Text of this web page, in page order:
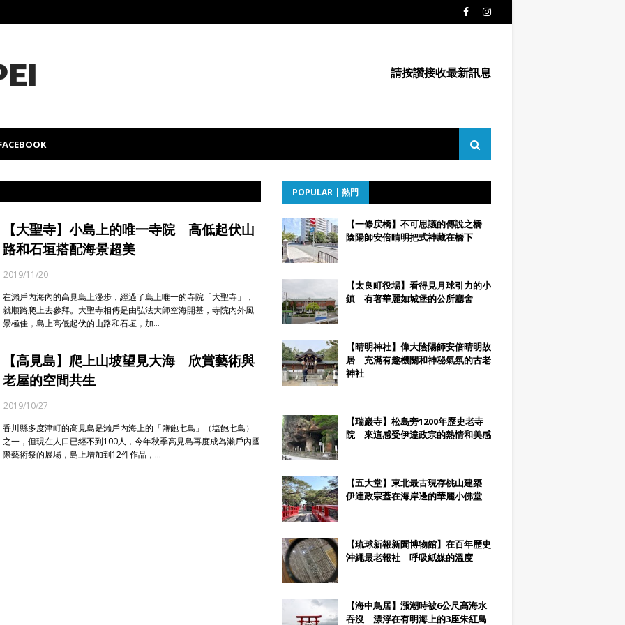
請按讚接收最新訊息
【大聖寺】小島上的唯一寺院 高低起伏山
路和石垣搭配海景超美
2019/11/20
在瀨戶內海內的高見島上漫步，經過了島上唯一的寺院「大聖寺」，
就順路爬上去參拜。大聖寺相傳是由弘法大師空海開基，寺院內外風
景極佳，島上高低起伏的山路和石垣，加…
【高見島】爬上山坡望見大海 欣賞藝術與
老屋的空間共生
2019/10/27
香川縣多度津町的高見島是瀨戶內海上的「鹽飽七島」（塩飽七島）
之一，但現在人口已經不到100人，今年秋季高見島再度成為瀨戶內國
際藝術祭的展場，島上增加到12件作品，…
POPULAR | 熱門
【一條戻橋】不可思議的傳說之橋
陰陽師安倍晴明把式神藏在橋下
【太良町役場】看得見月球引力的小
鎮 有著華麗如城堡的公所廳舍
【晴明神社】偉大陰陽師安倍晴明故
居 充滿有趣機關和神秘氣氛的古老
神社
【瑞巖寺】松島旁1200年歷史老寺
院 來這感受伊達政宗的熱情和美感
【五大堂】東北最古現存桃山建築
伊達政宗蓋在海岸邊的華麗小佛堂
【琉球新報新聞博物館】在百年歷史
沖繩最老報社 呼吸紙媒的溫度
【海中鳥居】漲潮時被6公尺高海水
吞沒 漂浮在有明海上的3座朱紅鳥